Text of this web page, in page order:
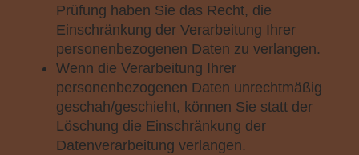
Prüfung haben Sie das Recht, die
Einschränkung der Verarbeitung Ihrer
personenbezogenen Daten zu verlangen.
Wenn die Verarbeitung Ihrer
personenbezogenen Daten unrechtmäßig
geschah/geschieht, können Sie statt der
Löschung die Einschränkung der
Datenverarbeitung verlangen.